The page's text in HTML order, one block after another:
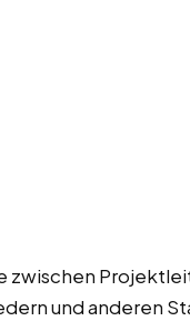
zwischen
und anderen